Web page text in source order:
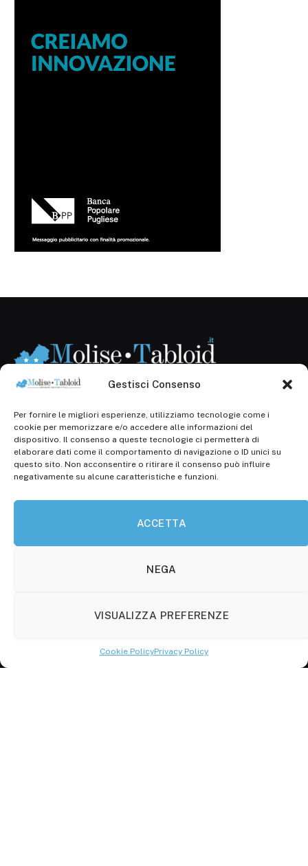
Gestisci Consenso
Per fornire le migliori esperienze, utilizziamo tecnologie come i
cookie per memorizzare e/o accedere alle informazioni del
dispositivo. Il consenso a queste tecnologie ci permetterà di
elaborare dati come il comportamento di navigazione o ID unici su
questo sito. Non acconsentire o ritirare il consenso può influire
negativamente su alcune caratteristiche e funzioni.
ACCETTA
NEGA
VISUALIZZA PREFERENZE
Cookie PolicyPrivacy Policy
Registr. presso il Tribunale di Campobasso: 3/2013 del
14.11.2013, Cron. 1254
Roc: iscrizione n° 25549 (Prot. 1138/com/15 del
30.04.2015)
P.Iva: 01707150700